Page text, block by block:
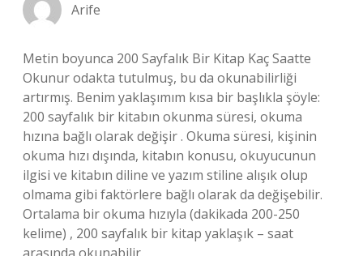
Arife
Metin boyunca 200 Sayfalık Bir Kitap Kaç Saatte
Okunur odakta tutulmuş, bu da okunabilirliği
artırmış. Benim yaklaşımım kısa bir başlıkla şöyle:
200 sayfalık bir kitabın okunma süresi, okuma
hızına bağlı olarak değişir . Okuma süresi, kişinin
okuma hızı dışında, kitabın konusu, okuyucunun
ilgisi ve kitabın diline ve yazım stiline alışık olup
olmama gibi faktörlere bağlı olarak da değişebilir.
Ortalama bir okuma hızıyla (dakikada 200-250
kelime) , 200 sayfalık bir kitap yaklaşık – saat